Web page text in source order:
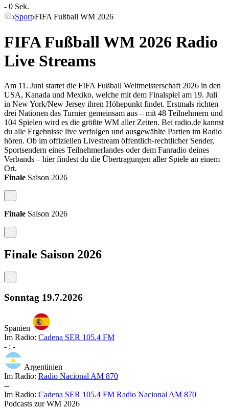
- 0 Sek.
Sport FIFA Fußball WM 2026
FIFA Fußball WM 2026 Radio
Live Streams
Am 11. Juni startet die FIFA Fußball Weltmeisterschaft 2026 in den
USA, Kanada und Mexiko, welche mit dem Finalspiel am 19. Juli
in New York/New Jersey ihren Höhepunkt findet. Erstmals richten
drei Nationen das Turnier gemeinsam aus – mit 48 Teilnehmern und
104 Spielen wird es die größte WM aller Zeiten. Bei radio.de kannst
du alle Ergebnisse live verfolgen und ausgewählte Partien im Radio
hören. Ob im offiziellen Livestream öffentlich-rechtlicher Sender,
Sportsendern eines Teilnehmerlandes oder dem Fanradio deines
Verbands – hier findest du die Übertragungen aller Spiele an einem
Ort.
Finale Saison 2026
Finale Saison 2026
Finale Saison 2026
Sonntag 19.7.2026
Spanien
Im Radio: Cadena SER 105.4 FM
- : -
Argentinien
Im Radio: Radio Nacional AM 870
--
Im Radio: Cadena SER 105.4 FM Radio Nacional AM 870
Podcasts zur WM 2026